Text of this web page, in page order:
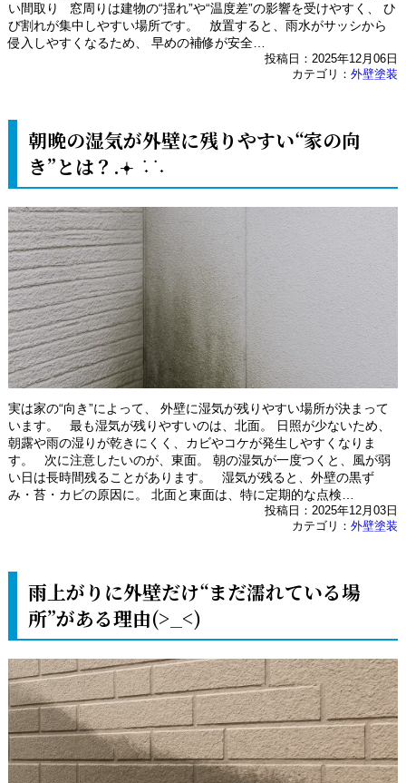
い間取り 窓周りは建物の“揺れ”や“温度差”の影響を受けやすく、 ひ
び割れが集中しやすい場所です。 放置すると、雨水がサッシから
侵入しやすくなるため、 早めの補修が安全…
投稿日：2025年12月06日
カテゴリ：外壁塗装
朝晩の湿気が外壁に残りやすい“家の向
き”とは？.𖥔 ݁ ˖ ݁ ˖
実は家の“向き”によって、 外壁に湿気が残りやすい場所が決まって
います。 最も湿気が残りやすいのは、北面。 日照が少ないため、
朝露や雨の湿りが乾きにくく、カビやコケが発生しやすくなりま
す。 次に注意したいのが、東面。 朝の湿気が一度つくと、風が弱
い日は長時間残ることがあります。 湿気が残ると、外壁の黒ず
み・苔・カビの原因に。 北面と東面は、特に定期的な点検…
投稿日：2025年12月03日
カテゴリ：外壁塗装
雨上がりに外壁だけ“まだ濡れている場
所”がある理由(>_<)